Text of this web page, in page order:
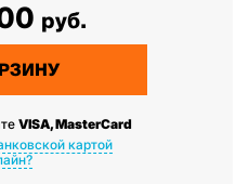
руб.
VISA, MasterCard
картой